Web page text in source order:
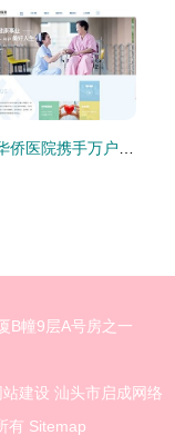
B幢9层A号房之一
建设 汕头市启成网络
有 Sitemap